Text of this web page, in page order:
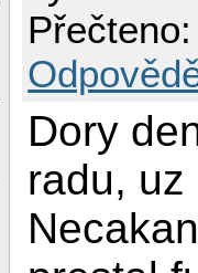
Dory
radu, uz